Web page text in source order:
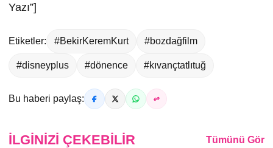
Yazı”]
Etiketler: #BekirKeremKurt #bozdağfilm
#disneyplus #dönence #kıvançtatlıtuğ
Bu haberi paylaş:
İLGINIZI ÇEKEBILIR Tümünü Gör